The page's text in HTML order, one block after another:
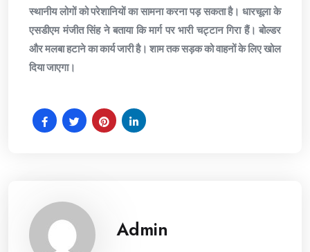
स्थानीय लोगों को परेशानियों का सामना करना पड़ सकता है। धारचूला के
एसडीएम मंजीत सिंह ने बताया कि मार्ग पर भारी चट्टान गिरा हैं। बोल्डर
और मलबा हटाने का कार्य जारी है। शाम तक सड़क को वाहनों के लिए खोल
दिया जाएगा।
Admin